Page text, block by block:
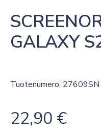
GALAXY
Tuotenumero: 27609SN
22,90 €